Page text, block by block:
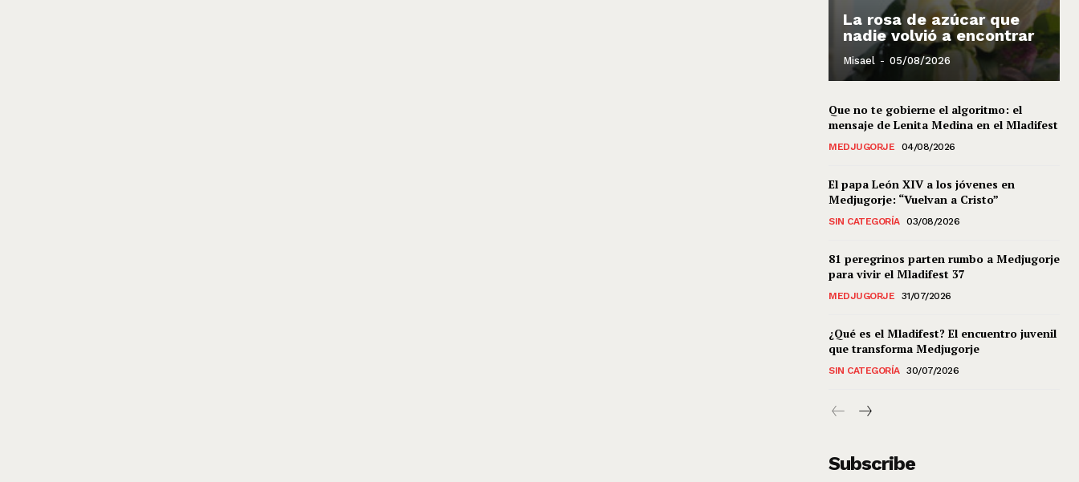
La rosa de azúcar que
nadie volvió a encontrar
Misael - 05/08/2026
Que no te gobierne el algoritmo: el
mensaje de Lenita Medina en el Mladifest
MEDJUGORJE 04/08/2026
El papa León XIV a los jóvenes en
Medjugorje: “Vuelvan a Cristo”
SIN CATEGORÍA 03/08/2026
81 peregrinos parten rumbo a Medjugorje
para vivir el Mladifest 37
MEDJUGORJE 31/07/2026
¿Qué es el Mladifest? El encuentro juvenil
que transforma Medjugorje
SIN CATEGORÍA 30/07/2026
Subscribe